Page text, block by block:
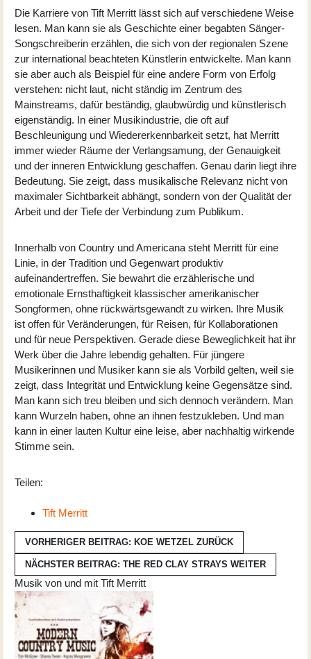
Die Karriere von Tift Merritt lässt sich auf verschiedene Weise
lesen. Man kann sie als Geschichte einer begabten Sänger-
Songschreiberin erzählen, die sich von der regionalen Szene
zur international beachteten Künstlerin entwickelte. Man kann
sie aber auch als Beispiel für eine andere Form von Erfolg
verstehen: nicht laut, nicht ständig im Zentrum des
Mainstreams, dafür beständig, glaubwürdig und künstlerisch
eigenständig. In einer Musikindustrie, die oft auf
Beschleunigung und Wiedererkennbarkeit setzt, hat Merritt
immer wieder Räume der Verlangsamung, der Genauigkeit
und der inneren Entwicklung geschaffen. Genau darin liegt ihre
Bedeutung. Sie zeigt, dass musikalische Relevanz nicht von
maximaler Sichtbarkeit abhängt, sondern von der Qualität der
Arbeit und der Tiefe der Verbindung zum Publikum.
Innerhalb von Country und Americana steht Merritt für eine
Linie, in der Tradition und Gegenwart produktiv
aufeinandertreffen. Sie bewahrt die erzählerische und
emotionale Ernsthaftigkeit klassischer amerikanischer
Songformen, ohne rückwärtsgewandt zu wirken. Ihre Musik
ist offen für Veränderungen, für Reisen, für Kollaborationen
und für neue Perspektiven. Gerade diese Beweglichkeit hat ihr
Werk über die Jahre lebendig gehalten. Für jüngere
Musikerinnen und Musiker kann sie als Vorbild gelten, weil sie
zeigt, dass Integrität und Entwicklung keine Gegensätze sind.
Man kann sich treu bleiben und sich dennoch verändern. Man
kann Wurzeln haben, ohne an ihnen festzukleben. Und man
kann in einer lauten Kultur eine leise, aber nachhaltig wirkende
Stimme sein.
Teilen:
Tift Merritt
VORHERIGER BEITRAG: KOE WETZEL ZURÜCK
NÄCHSTER BEITRAG: THE RED CLAY STRAYS WEITER
Musik von und mit Tift Merritt